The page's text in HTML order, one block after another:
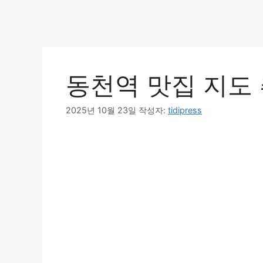
동천역 맛집 지
2025년 10월 23일 작성자: tidipress